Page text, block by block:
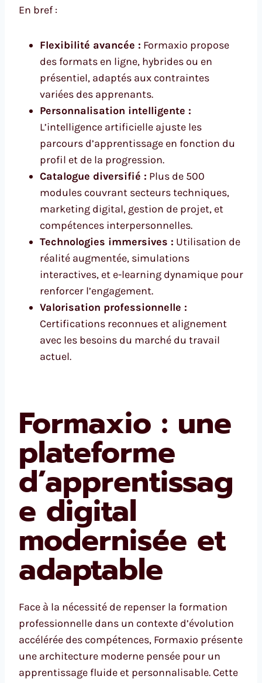
En bref :
Flexibilité avancée : Formaxio propose
des formats en ligne, hybrides ou en
présentiel, adaptés aux contraintes
variées des apprenants.
Personnalisation intelligente :
L’intelligence artificielle ajuste les
parcours d’apprentissage en fonction du
profil et de la progression.
Catalogue diversifié : Plus de 500
modules couvrant secteurs techniques,
marketing digital, gestion de projet, et
compétences interpersonnelles.
Technologies immersives : Utilisation de
réalité augmentée, simulations
interactives, et e-learning dynamique pour
renforcer l’engagement.
Valorisation professionnelle :
Certifications reconnues et alignement
avec les besoins du marché du travail
actuel.
Formaxio : une
plateforme
d’apprentissag
e digital
modernisée et
adaptable
Face à la nécessité de repenser la formation
professionnelle dans un contexte d’évolution
accélérée des compétences, Formaxio présente
une architecture moderne pensée pour un
apprentissage fluide et personnalisable. Cette